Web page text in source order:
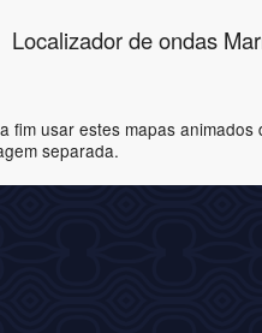
Localizador de ondas
usar estes mapas
separada.